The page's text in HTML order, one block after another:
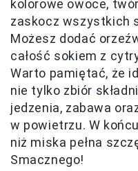
kolorowe owoce,
zaskocz wszystkich
Możesz dodać
całość sokiem z
Warto pamiętać, że
nie tylko zbiór
jedzenia, zabawa
w powietrzu. W
niż miska pełna
Smacznego!